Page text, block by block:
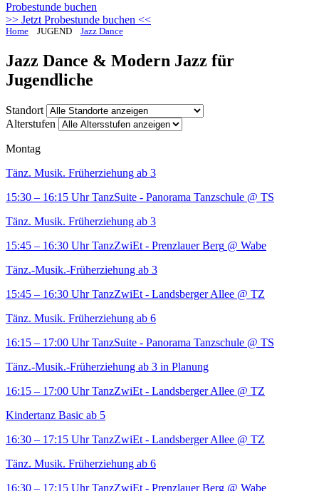
Probestunde buchen
>> Jetzt Probestunde buchen <<
Home JUGEND Jazz Dance
Jazz Dance & Modern Jazz für
Jugendliche
Standort
Alterstufen
Montag
Tänz. Musik. Früherziehung ab 3
15:30 – 16:15 Uhr TanzSuite - Panorama Tanzschule @ TS
Tänz. Musik. Früherziehung ab 3
15:45 – 16:30 Uhr TanzZwiEt - Prenzlauer Berg @ Wabe
Tänz.-Musik.-Früherziehung ab 3
15:45 – 16:30 Uhr TanzZwiEt - Landsberger Allee @ TZ
Tänz. Musik. Früherziehung ab 6
16:15 – 17:00 Uhr TanzSuite - Panorama Tanzschule @ TS
Tänz.-Musik.-Früherziehung ab 3 in Planung
16:15 – 17:00 Uhr TanzZwiEt - Landsberger Allee @ TZ
Kindertanz Basic ab 5
16:30 – 17:15 Uhr TanzZwiEt - Landsberger Allee @ TZ
Tänz. Musik. Früherziehung ab 6
16:30 – 17:15 Uhr TanzZwiEt - Prenzlauer Berg @ Wabe